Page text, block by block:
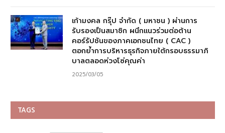
เก้ามงคล กรุ๊ป จำกัด ( มหาชน ) ผ่านการ
รับรองเป็นสมาชิก ผนึกแนวร่วมต่อต้าน
คอร์รัปชันของภาคเอกชนไทย ( CAC )
ตอกย้ำการบริหารธุรกิจภายใต้กรอบธรรมาภิ
บาลตลอดห่วงโซ่คุณค่า
2025/03/05
TAGS